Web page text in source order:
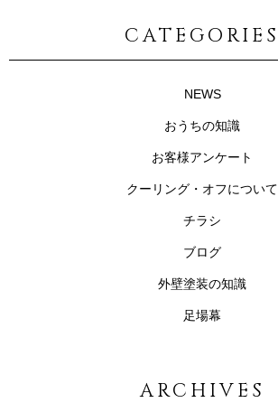
CATEGORIES
NEWS
おうちの知識
お客様アンケート
クーリング・オフについて
チラシ
ブログ
外壁塗装の知識
足場幕
ARCHIVES